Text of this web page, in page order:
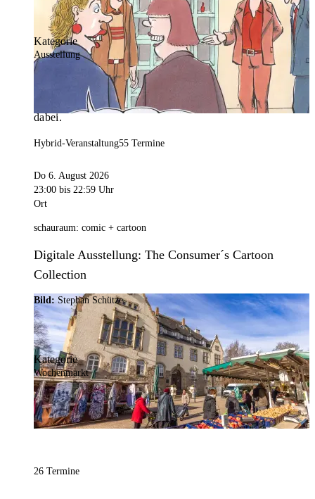
Region
Mit weit über 4.000 Terminen ist der
Veranstaltungskalender der Stadt Dortmund der
umfangreichste der Region. Hier ist für alle was
dabei.
Kategorie
Ausstellung
Hybrid-Veranstaltung55 Termine
Do 6. August 2026
23:00 bis 22:59 Uhr
Ort
schauraum: comic + cartoon
Digitale Ausstellung: The Consumer´s Cartoon
Collection
Bild: Stephan Schütze
Kategorie
Wochenmarkt
26 Termine